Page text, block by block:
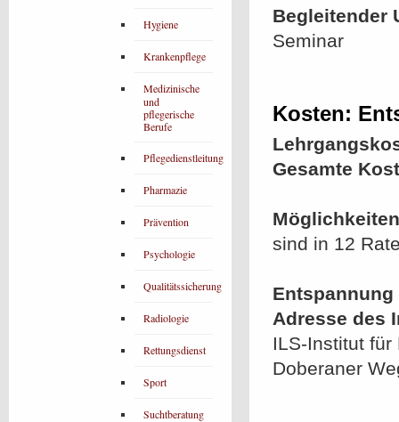
Begleitender
Seminar
Kosten:
Gesamte
sind in 12
Adresse des
ILS-Institut
Doberaner
Hygiene
Krankenpflege
Medizinische
und
pflegerische
Berufe
Pflegedienstleitung
Pharmazie
Prävention
Psychologie
Qualitätssicherung
Radiologie
Rettungsdienst
Sport
Suchtberatung